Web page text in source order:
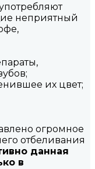
неприятный
их цвет;
огромное
отбеливания
данная
в